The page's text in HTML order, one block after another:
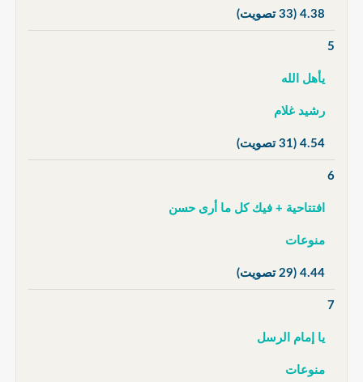
4.38 (33 تصويت)
5
يأهل الله
رشيد غلام
4.54 (31 تصويت)
6
افتتاحية + فيك كل ما أرى حسن
منوعات
4.44 (29 تصويت)
7
يا إمام الرسل
منوعات